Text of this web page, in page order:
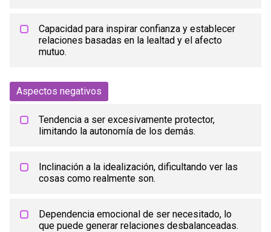
Capacidad para inspirar confianza y establecer
relaciones basadas en la lealtad y el afecto
mutuo.
Aspectos negativos
Tendencia a ser excesivamente protector,
limitando la autonomía de los demás.
Inclinación a la idealización, dificultando ver las
cosas como realmente son.
Dependencia emocional de ser necesitado, lo
que puede generar relaciones desbalanceadas.